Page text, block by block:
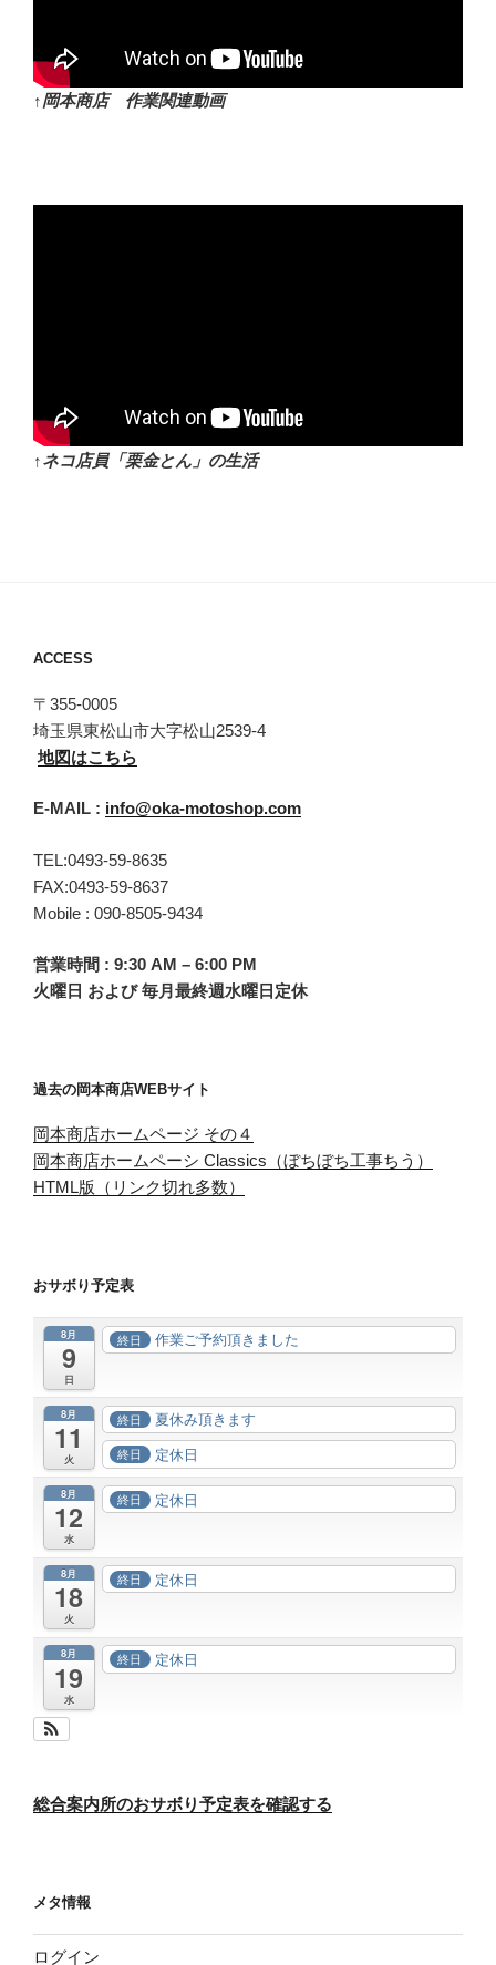
↑岡本商店 作業関連動画
↑ネコ店員「栗金とん」の生活
ACCESS
〒355-0005
埼玉県東松山市大字松山2539-4
地図はこちら
E-MAIL : info@oka-motoshop.com
TEL:0493-59-8635
FAX:0493-59-8637
Mobile : 090-8505-9434
営業時間 : 9:30 AM – 6:00 PM
火曜日 および 毎月最終週水曜日定休
過去の岡本商店WEBサイト
岡本商店ホームページ その４
岡本商店ホームペーシ Classics（ぼちぼち工事ちう）
HTML版（リンク切れ多数）
おサボり予定表
8月
9
日
終日 作業ご予約頂きました
8月
11
火
終日 夏休み頂きます
終日 定休日
8月
12
水
終日 定休日
8月
18
火
終日 定休日
8月
19
水
終日 定休日
総合案内所のおサボり予定表を確認する
メタ情報
ログイン